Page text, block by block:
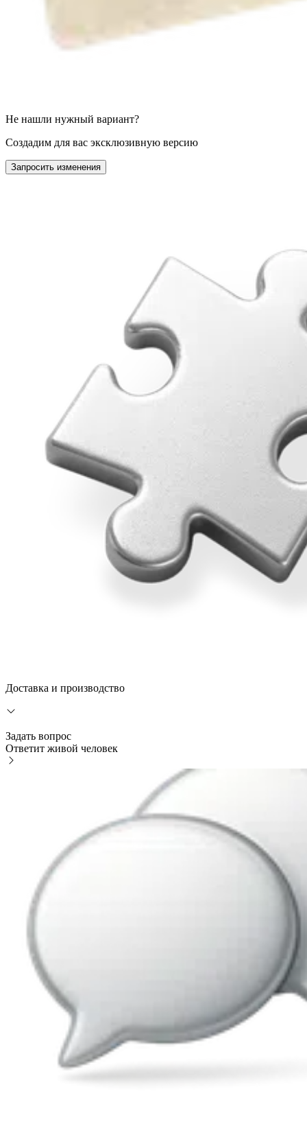
Не нашли нужный вариант?
Создадим для вас эксклюзивную версию
Запросить изменения
Доставка и производство
Задать вопрос
Ответит живой человек